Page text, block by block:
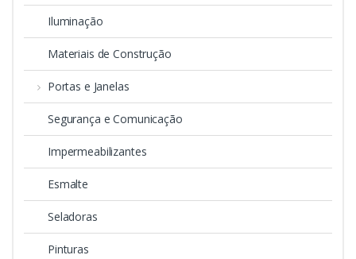
Iluminação
Materiais de Construção
Portas e Janelas
Segurança e Comunicação
Impermeabilizantes
Esmalte
Seladoras
Pinturas